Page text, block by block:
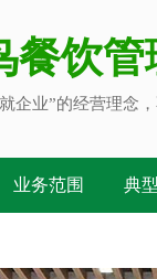
餐饮
企业”的经营理念
业务范围 典